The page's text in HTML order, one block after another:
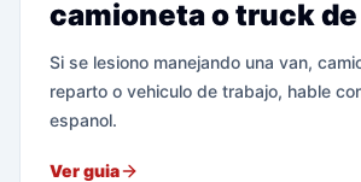
camioneta o truck
Si se lesiono manejando una van,
reparto o vehiculo de trabajo, hable
espanol.
Ver guia